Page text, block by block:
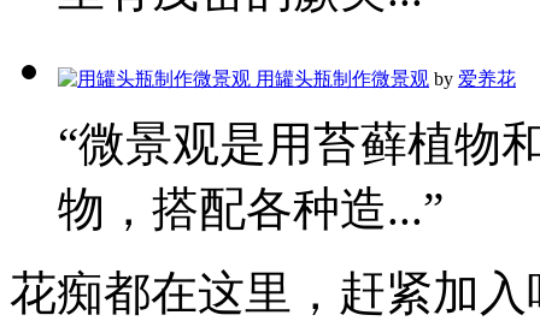
用罐头瓶制作微景观 by 爱养花
“微景观是用苔藓植物
物，搭配各种造...”
花痴都在这里，赶紧加入